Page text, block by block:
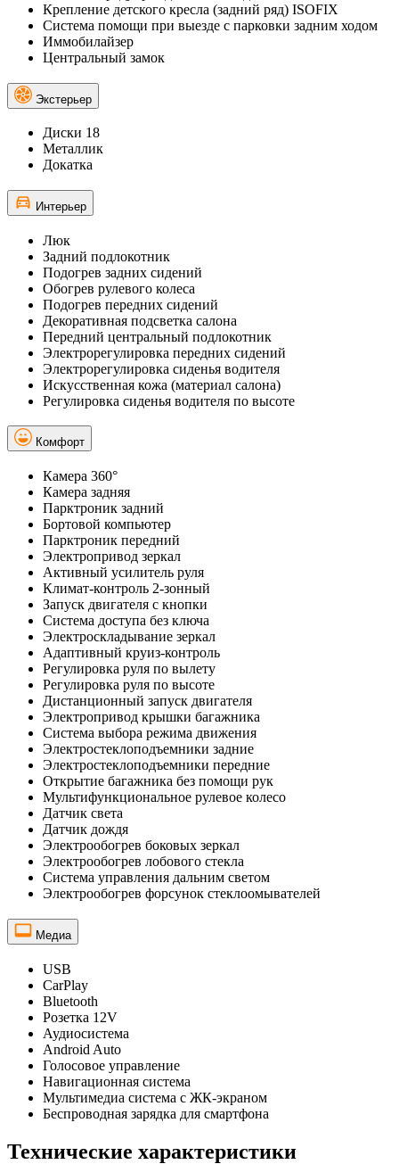
Крепление детского кресла (задний ряд) ISOFIX
Система помощи при выезде с парковки задним ходом
Иммобилайзер
Центральный замок
Экстерьер
Диски 18
Металлик
Докатка
Интерьер
Люк
Задний подлокотник
Подогрев задних сидений
Обогрев рулевого колеса
Подогрев передних сидений
Декоративная подсветка салона
Передний центральный подлокотник
Электрорегулировка передних сидений
Электрорегулировка сиденья водителя
Искусственная кожа (материал салона)
Регулировка сиденья водителя по высоте
Комфорт
Камера 360°
Камера задняя
Парктроник задний
Бортовой компьютер
Парктроник передний
Электропривод зеркал
Активный усилитель руля
Климат-контроль 2-зонный
Запуск двигателя с кнопки
Система доступа без ключа
Электроскладывание зеркал
Адаптивный круиз-контроль
Регулировка руля по вылету
Регулировка руля по высоте
Дистанционный запуск двигателя
Электропривод крышки багажника
Система выбора режима движения
Электростеклоподъемники задние
Электростеклоподъемники передние
Открытие багажника без помощи рук
Мультифункциональное рулевое колесо
Датчик света
Датчик дождя
Электрообогрев боковых зеркал
Электрообогрев лобового стекла
Система управления дальним светом
Электрообогрев форсунок стеклоомывателей
Медиа
USB
CarPlay
Bluetooth
Розетка 12V
Аудиосистема
Android Auto
Голосовое управление
Навигационная система
Мультимедиа система с ЖК-экраном
Беспроводная зарядка для смартфона
Технические характеристики